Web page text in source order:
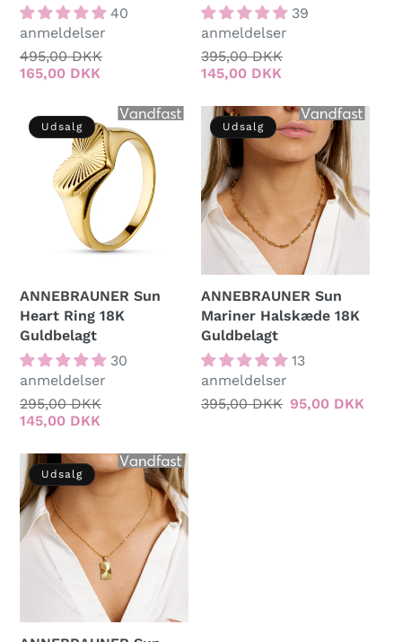
40
anmeldelser
Normalpris
495,00 DKK
165,00 DKK
39
anmeldelser
Normalpris
395,00 DKK
145,00 DKK
Udsalg
ANNEBRAUNER Sun
Heart Ring 18K
Guldbelagt
30
anmeldelser
Normalpris
295,00 DKK
145,00 DKK
Udsalg
ANNEBRAUNER Sun
Mariner Halskæde 18K
Guldbelagt
13
anmeldelser
Normalpris
395,00 DKK Udsalgspris
95,00 DKK
Udsalg